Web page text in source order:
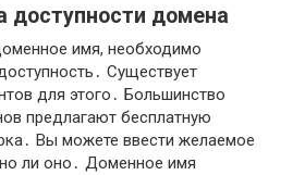
доступности домена
имя, необходимо
Существует
для этого․ Большинство
предлагают бесплатную
Вы можете ввести желаемое
ли оно․ Доменное имя